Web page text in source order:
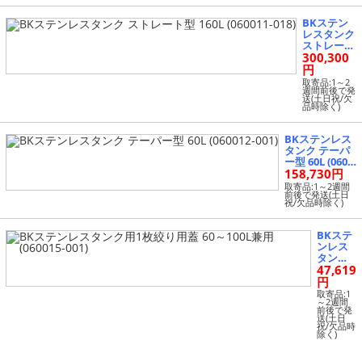
BKステン
レスタンク
ストレート
型 160L (06
0011-018)
300,300
円
取寄品:1～2
週間前後で発
送(土日祝/欠
品時除く)
BKステンレス
タンク テーパ
ー型 60L (0600
12-001)
158,730円
取寄品:1～2週間
前後で発送(土日
祝/欠品時除く)
BKステ
ンレス
タンク
用1枚絞
り用蓋 6
0～100L
兼用 (06
0015-00
1)
47,619
円
取寄品:1
～2週間
前後で発
送(土日
祝/欠品時
除く)